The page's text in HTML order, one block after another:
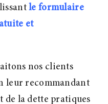
le formulaire
et
nos clients
leur recommandant
de la dette pratiques